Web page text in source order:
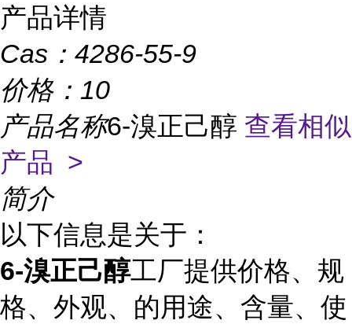
产品详情
Cas： 4286-55-9
价格： 10
产品名称6-溴正己醇 查看相似
产品 >
简介
以下信息是关于：
6-溴正己醇工厂提供价格、规
格、外观、的用途、含量、使